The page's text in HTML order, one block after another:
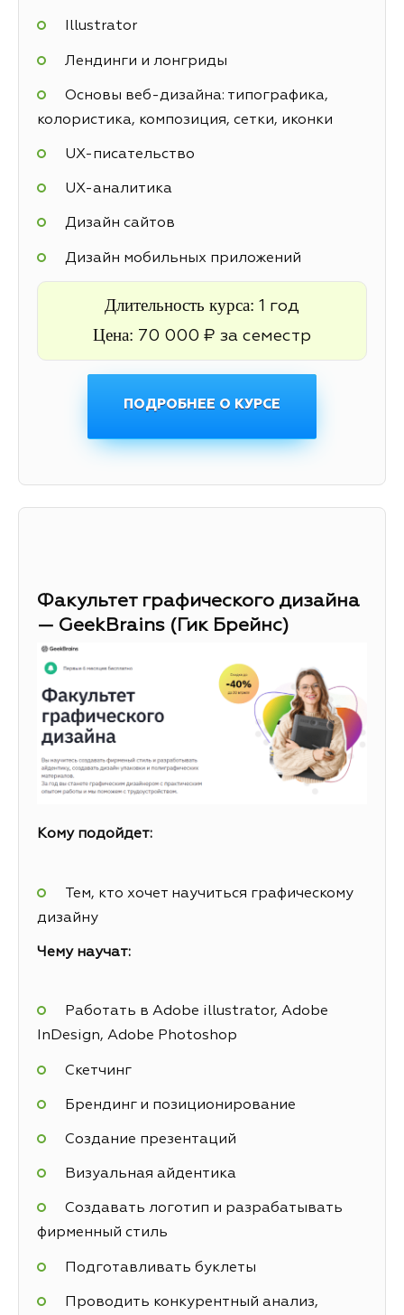
Illustrator
Лендинги и лонгриды
Основы веб-дизайна: типографика,
колористика, композиция, сетки, иконки
UX-писательство
UX-аналитика
Дизайн сайтов
Дизайн мобильных приложений
Длительность курса: 1 год
Цена: 70 000 ₽ за семестр
ПОДРОБНЕЕ О КУРСЕ
Факультет графического дизайна
— GeekBrains (Гик Брейнс)
Кому подойдет:
Тем, кто хочет научиться графическому
дизайну
Чему научат:
Работать в Adobe illustrator, Adobe
InDesign, Adobe Photoshop
Скетчинг
Брендинг и позиционирование
Создание презентаций
Визуальная айдентика
Создавать логотип и разрабатывать
фирменный стиль
Подготавливать буклеты
Проводить конкурентный анализ,